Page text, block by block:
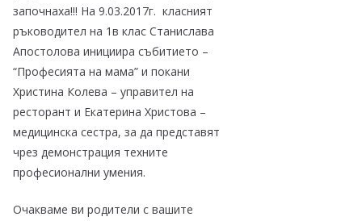
започнаха!!! На 9.03.2017г. класният
ръководител на 1в клас Станислава
Апостолова инициира събитието –
“Професията на мама” и покани
Христина Колева – управител на
ресторант и Екатерина Христова –
медицинска сестра, за да представят
чрез демонстрация техните
професионални умения.
Очакваме ви родители с вашите